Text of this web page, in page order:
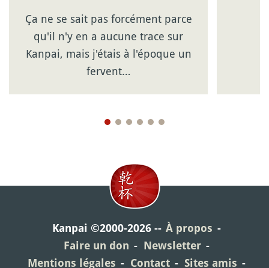
Ça ne se sait pas forcément parce
qu'il n'y en a aucune trace sur
Kanpai, mais j'étais à l'époque un
fervent…
Kanpai ©2000-2026
À propos
Faire un don
Newsletter
Mentions légales
Contact Sites amis